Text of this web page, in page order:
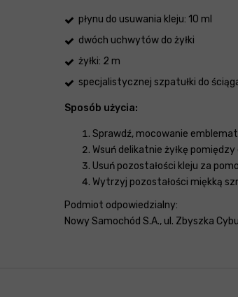
płynu do usuwania kleju: 10 ml
dwóch uchwytów do żyłki
żyłki: 2 m
specjalistycznej szpatułki do
Sposób użycia:
Sprawdź, mocowanie
Wsuń delikatnie żyłkę
Usuń pozostałości kleju za
Wytrzyj pozostałości miękką
Podmiot odpowiedzialny:
Nowy Samochód S.A., ul. Zbyszka